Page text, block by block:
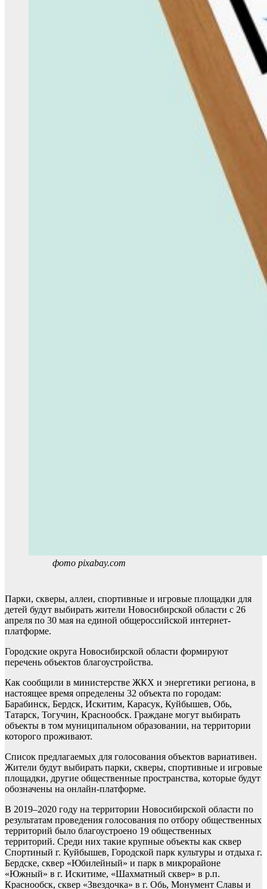
фото pixabay.com
Парки, скверы, аллеи, спортивные и игровые площадки для
детей будут выбирать жители Новосибирской области с 26
апреля по 30 мая на единой общероссийской интернет-
платформе.
Городские округа Новосибирской области формируют
перечень объектов благоустройства.
Как сообщили в министерстве ЖКХ и энергетики региона, в
настоящее время определены 32 объекта по городам:
Барабинск, Бердск, Искитим, Карасук, Куйбышев, Обь,
Татарск, Тогучин, Краснообск. Граждане могут выбирать
объекты в том муниципальном образовании, на территории
которого проживают.
Список предлагаемых для голосования объектов вариативен.
Жители будут выбирать парки, скверы, спортивные и игровые
площадки, другие общественные пространства, которые будут
обозначены на онлайн-платформе.
В 2019–2020 году на территории Новосибирской области по
результатам проведения голосования по отбору общественных
территорий было благоустроено 19 общественных
территорий. Среди них такие крупные объекты как сквер
Спортиный г. Куйбышев, Городской парк культуры и отдыха г.
Бердске, сквер «Юбилейный» и парк в микрорайоне
«Южный» в г. Искитиме, «Шахматный сквер» в р.п.
Краснообск, сквер «Звездочка» в г. Обь, Монумент Славы и